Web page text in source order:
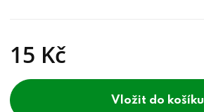
15 Kč
do košíku